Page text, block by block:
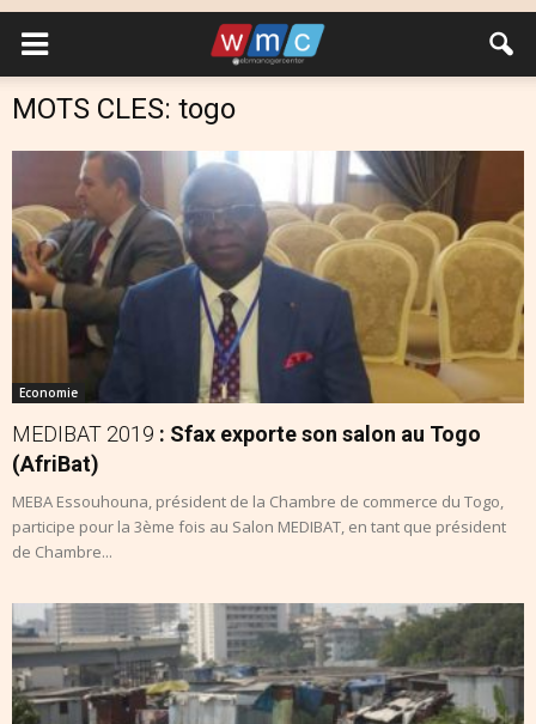
MOTS CLES: togo
Economie
MEDIBAT 2019 : Sfax exporte son salon au Togo
(AfriBat)
MEBA Essouhouna, président de la Chambre de commerce du Togo,
participe pour la 3ème fois au Salon MEDIBAT, en tant que président
de Chambre...